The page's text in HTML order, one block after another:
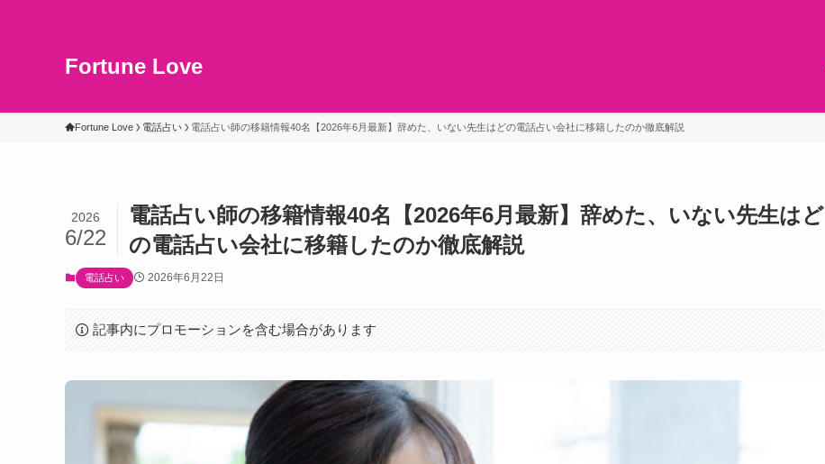
Fortune Love
Fortune Love 電話占い 電話占い師の移籍情報40名【2026年6月最新】辞めた、いない先生はどの電話占い会社に移籍したのか徹底解説
電話占い師の移籍情報40名【2026年6月最新】辞めた、いない先生はど
の電話占い会社に移籍したのか徹底解説
2026
6/22
電話占い 2026年6月22日
記事内にプロモーションを含む場合があります